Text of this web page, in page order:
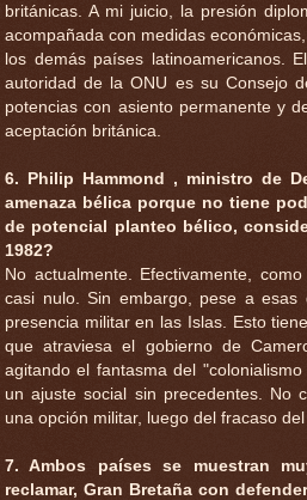
británicas. A mi juicio, la presión
acompañada con medidas
los demás países latinoamericanos.
autoridad de la ONU es su Consejo
potencias con asiento permanente y
aceptación británica.
6. Philip Hammond , ministro de
amenaza bélica porque no tiene
de potencial planteo bélico,
1982?
No actualmente. Efectivamente,
casi nulo. Sin embargo, pese a esas
presencia militar en las Islas. Esto
que atraviesa el gobierno de
agitando el fantasma del
un ajuste social sin precedentes. No
una opción militar, luego del fracaso
7. Ambos países se muestran
reclamar, Gran Bretaña con